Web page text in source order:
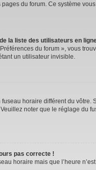
du forum. Ce système
la liste des utilisateurs en
du forum », vous
un utilisateur invisible.
fuseau horaire différent du
noter que le réglage du
pas correcte !
horaire mais que l’heure